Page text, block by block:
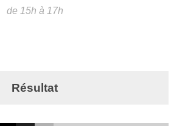
de 15h à 17h
Résultat